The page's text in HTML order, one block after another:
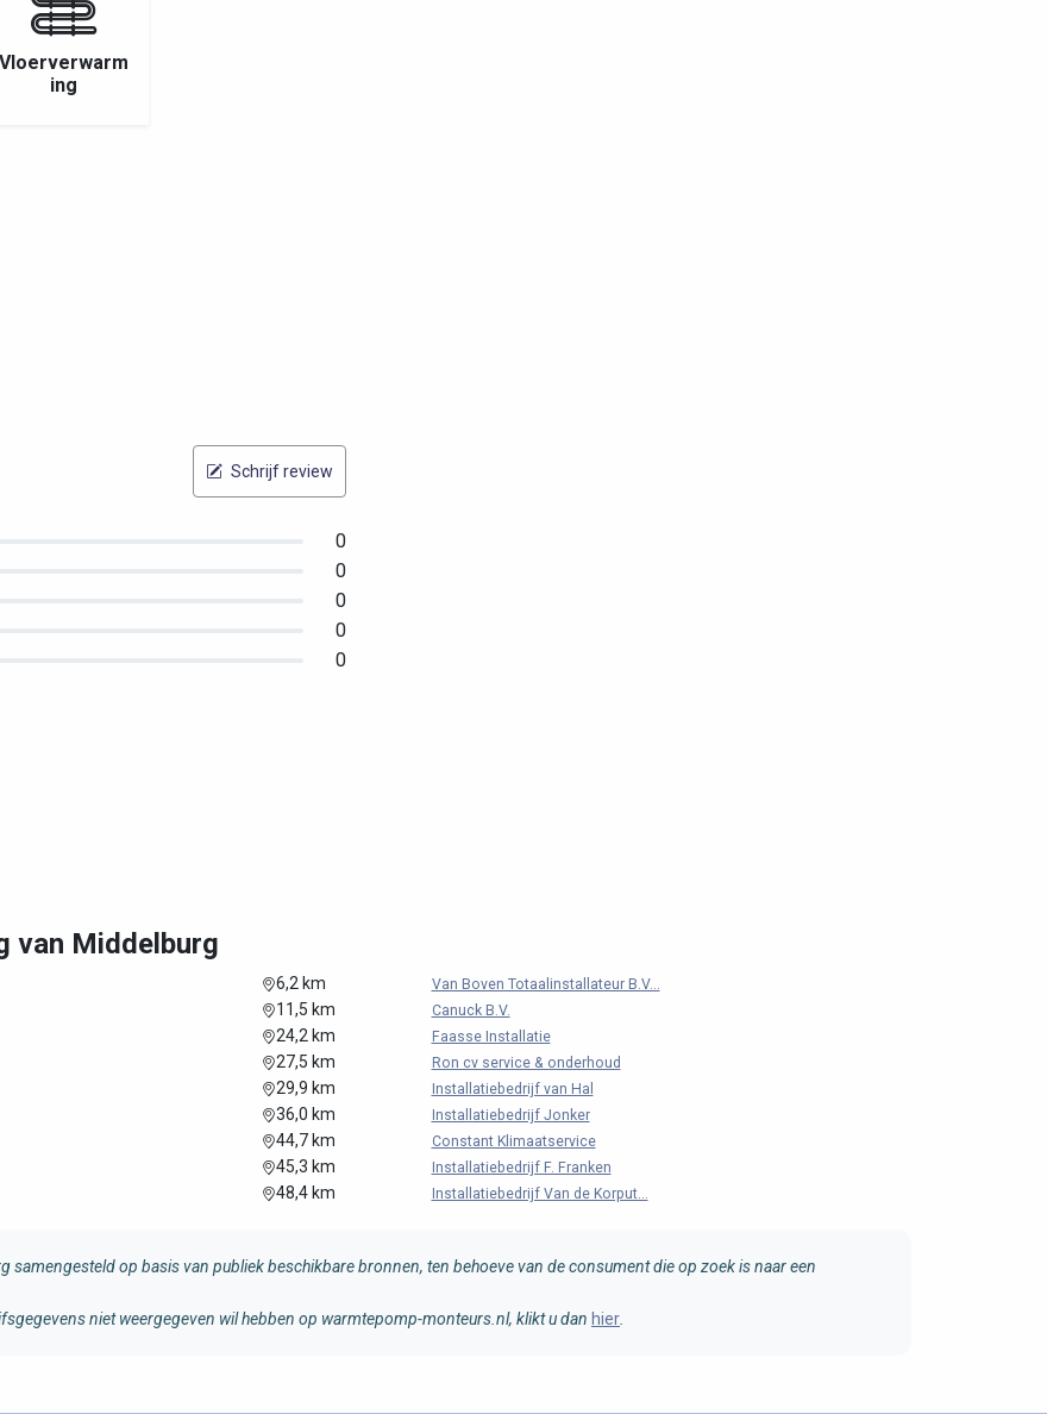
Vloerverwarm
ing
Schrijf review
0
0
0
0
0
van Middelburg
6,2 km Van Boven Totaalinstallateur B.V...
11,5 km Canuck B.V.
24,2 km Faasse Installatie
27,5 km Ron cv service & onderhoud
29,9 km Installatiebedrijf van Hal
36,0 km Installatiebedrijf Jonker
44,7 km Constant Klimaatservice
45,3 km Installatiebedrijf F. Franken
48,4 km Installatiebedrijf Van de Korput...
op basis van publiek beschikbare bronnen, ten behoeve van de consument die op zoek is naar een
niet weergegeven wil hebben op warmtepomp-monteurs.nl, klikt u dan hier